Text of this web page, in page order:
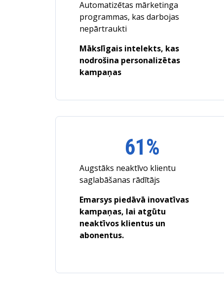
Automatizētas mārketinga
programmas, kas darbojas
nepārtraukti
Mākslīgais intelekts, kas
nodrošina personalizētas
kampaņas
61%
Augstāks neaktīvo klientu
saglabāšanas rādītājs
Emarsys piedāvā inovatīvas
kampaņas, lai atgūtu
neaktīvos klientus un
abonentus.